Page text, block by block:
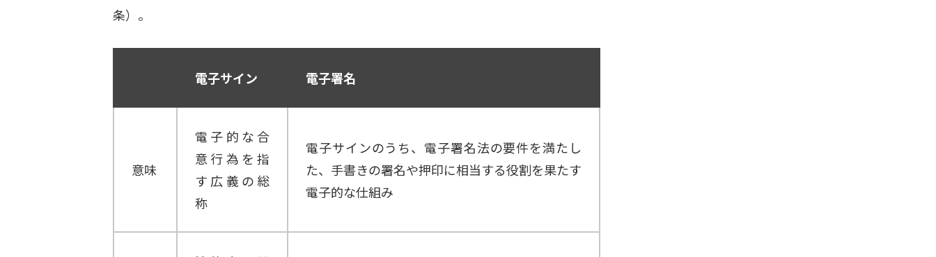
条）。
電子サイン 電子署名
意味
電子的な合
意行為を指
す広義の総
称
電子サインのうち、電子署名法の要件を満たし
た、手書きの署名や押印に相当する役割を果たす
電子的な仕組み